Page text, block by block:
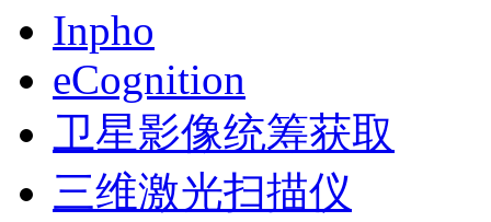
Inpho
eCognition
卫星影像统筹获取
三维激光扫描仪